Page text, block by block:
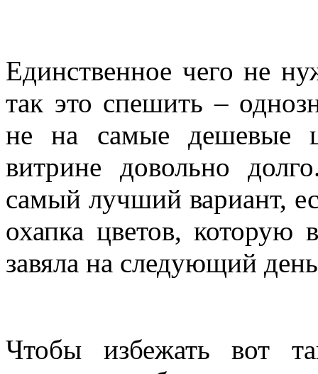
Единственное чего не
так это спешить –
не на самые дешевые
витрине довольно
самый лучший вариант,
охапка цветов,
завяла на следующий
Чтобы избежать вот